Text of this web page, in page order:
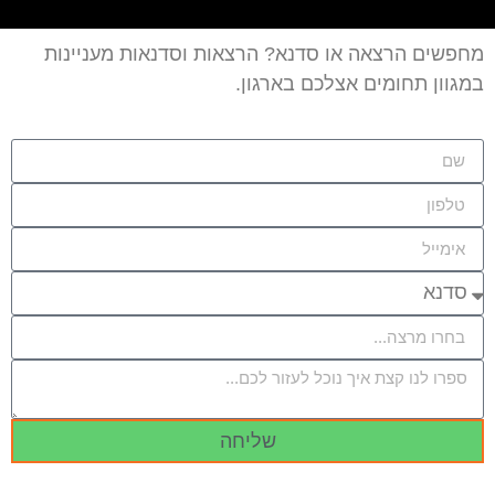
מחפשים הרצאה או סדנא? הרצאות וסדנאות מעניינות
במגוון תחומים אצלכם בארגון.
שליחה